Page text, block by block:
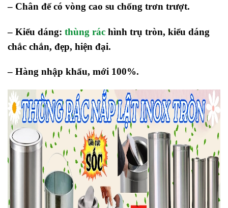
– Chân đế có vòng cao su chống trơn trượt.
– Kiểu dáng: thùng rác hình trụ tròn, kiểu dáng
chắc chắn, đẹp, hiện đại.
– Hàng nhập khẩu, mới 100%.